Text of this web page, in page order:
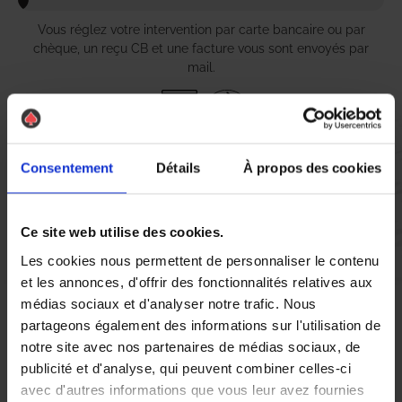
Consentement Détails À propos des cookies
Ce site web utilise des cookies.
Les cookies nous permettent de personnaliser le contenu
et les annonces, d'offrir des fonctionnalités relatives aux
médias sociaux et d'analyser notre trafic. Nous
partageons également des informations sur l'utilisation de
notre site avec nos partenaires de médias sociaux, de
publicité et d'analyse, qui peuvent combiner celles-ci
avec d'autres informations que vous leur avez fournies
Vous réglez votre intervention par carte bancaire ou par
chèque, un reçu CB et une facture vous sont envoyés par
mail.
Etape 5 :
avec l’équipe AS DE PIC.
Nous avons pensé à tout
À Tinqueux, la présence de nuisibles tels que les chenilles peut